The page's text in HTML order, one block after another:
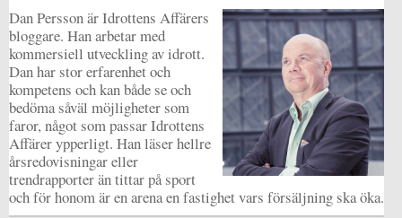
Dan Persson är Idrottens Affärers
bloggare. Han arbetar med
kommersiell utveckling av idrott.
Dan har stor erfarenhet och
kompetens och kan både se och
bedöma såväl möjligheter som
faror, något som passar Idrottens
Affärer ypperligt. Han läser hellre
årsredovisningar eller
trendrapporter än tittar på sport
och för honom är en arena en fastighet vars försäljning ska öka.